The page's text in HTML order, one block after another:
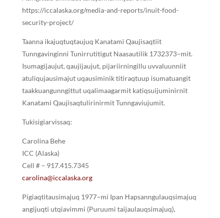
https://iccalaska.org/media-and-reports/inuit-food-
security-project/
Taanna ikajuqtuqtaujuq Kanatami Qaujisaqtiit
Tunngavinginni Tunirrutitigut Naasautilik 1732373−mit.
Isumagijaujut, qaujijaujut, pijariirningillu uvvaluunniit
atuliqujausimajut uqausiminik titiraqtuup isumatuangit
taakkuangunngittut uqalimaagarmit katiqsuijuminirnit
Kanatami Qaujisaqtulirinirmit Tunngaviujumit.
Tukisigiarvissaq:
Carolina Behe
ICC (Alaska)
Cell # – 917.415.7345
carolina@iccalaska.org
Pigiaqtitausimajuq 1977−mi Ipan ᕼapsanngulauqsimajuq
angijuqti utqiavimmi (Puruumi taijaulauqsimajuq),